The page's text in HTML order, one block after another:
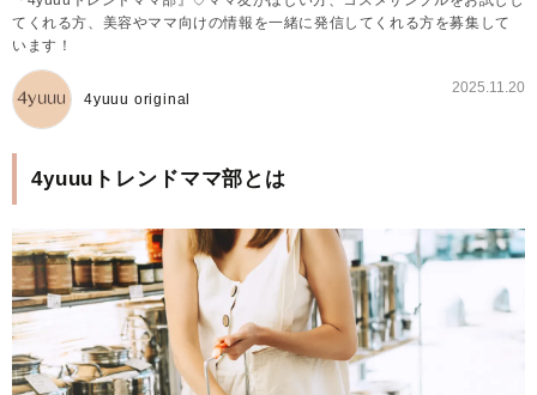
てくれる方、美容やママ向けの情報を一緒に発信してくれる方を募集して
います！
4yuuu original
2025.11.20
4yuuuトレンドママ部とは